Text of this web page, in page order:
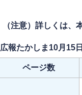
（注意）詳しくは、
広報たかしま10月15
ページ数